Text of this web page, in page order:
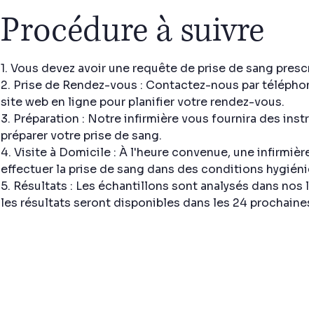
Procédure à suivre
1. Vous devez avoir une requête de prise de sang
2. Prise de Rendez-vous : Contactez-nous par
site web en ligne pour planifier votre rendez-vous.
3. Préparation : Notre infirmière vous fournira des
préparer votre prise de sang.
4. Visite à Domicile : À l'heure convenue, une
effectuer la prise de sang dans des conditions
5. Résultats : Les échantillons sont analysés dans
les résultats seront disponibles dans les 24